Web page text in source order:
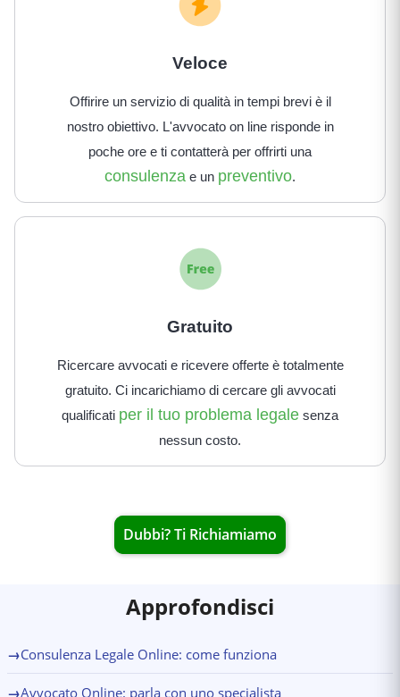
Veloce
Offirire un servizio di qualità in tempi brevi è il
nostro obiettivo. L'avvocato on line risponde in
poche ore e ti contatterà per offrirti una
consulenza e un preventivo.
Gratuito
Ricercare avvocati e ricevere offerte è totalmente
gratuito. Ci incarichiamo di cercare gli avvocati
qualificati per il tuo problema legale senza
nessun costo.
Dubbi? Ti Richiamiamo
Approfondisci
→Consulenza Legale Online: come funziona
→Avvocato Online: parla con uno specialista